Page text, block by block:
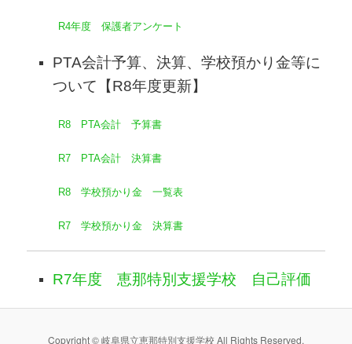
R4年度 保護者アンケート
PTA会計予算、決算、学校預かり金等に
ついて【R8年度更新】
R8 PTA会計 予算書
R7 PTA会計 決算書
R8 学校預かり金 一覧表
R7 学校預かり金 決算書
R7年度 恵那特別支援学校 自己評価
Copyright © 岐阜県立恵那特別支援学校 All Rights Reserved.